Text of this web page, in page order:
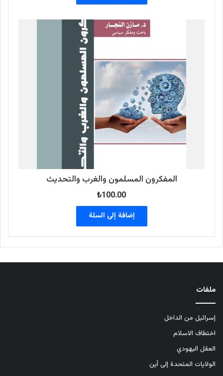
المفكرون المسلمون والغرب والتحديث
₺100.00
إضافة إلى السلة
ملفات
إسرائيل من الداخل
اختطاف الاسلام
العقل اليهودي
الولايات المتحدة إلى أين